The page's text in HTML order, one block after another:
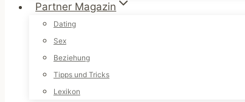
Partner Magazin
Dating
Sex
Beziehung
Tipps und Tricks
Lexikon